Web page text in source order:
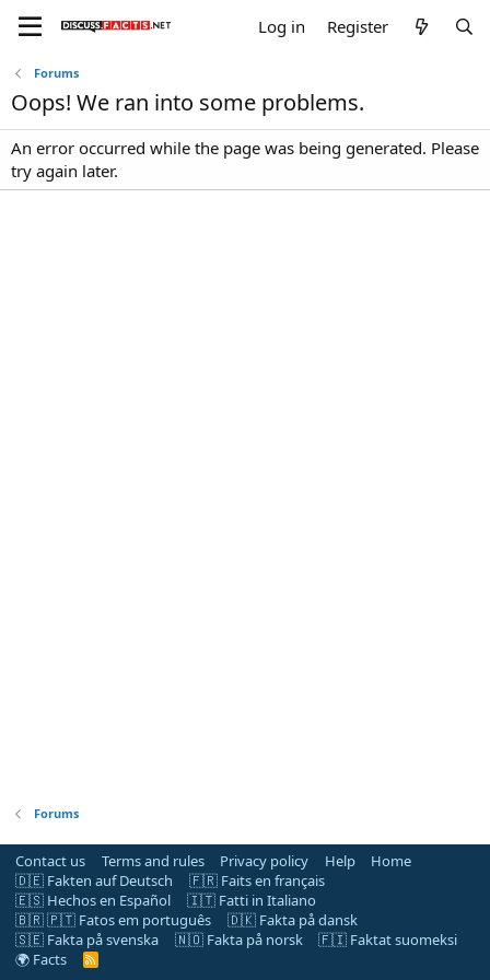
Log in Register
Forums
Oops! We ran into some problems.
An error occurred while the page was being generated. Please
try again later.
Forums
Contact us Terms and rules Privacy policy Help
Home
🇩🇪 Fakten auf Deutsch
🇫🇷 Faits en français
🇪🇸 Hechos en Español
🇮🇹 Fatti in Italiano
🇧🇷 🇵🇹 Fatos em português
🇩🇰 Fakta på dansk
🇸🇪 Fakta på svenska
🇳🇴 Fakta på norsk
🇫🇮 Faktat suomeksi
🌍 Facts
R